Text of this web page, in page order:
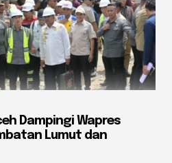
Dampingi Wapres
Lumut dan